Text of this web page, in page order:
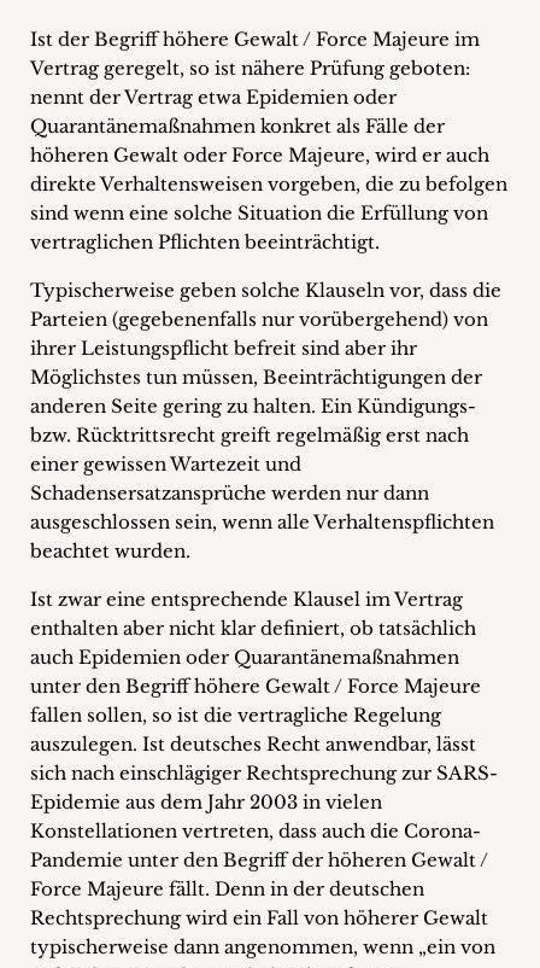
Ist der Begriff höhere Gewalt / Force Majeure im
Vertrag geregelt, so ist nähere Prüfung geboten:
nennt der Vertrag etwa Epidemien oder
Quarantänemaßnahmen konkret als Fälle der
höheren Gewalt oder Force Majeure, wird er auch
direkte Verhaltensweisen vorgeben, die zu befolgen
sind wenn eine solche Situation die Erfüllung von
vertraglichen Pflichten beeinträchtigt.
Typischerweise geben solche Klauseln vor, dass die
Parteien (gegebenenfalls nur vorübergehend) von
ihrer Leistungspflicht befreit sind aber ihr
Möglichstes tun müssen, Beeinträchtigungen der
anderen Seite gering zu halten. Ein Kündigungs-
bzw. Rücktrittsrecht greift regelmäßig erst nach
einer gewissen Wartezeit und
Schadensersatzansprüche werden nur dann
ausgeschlossen sein, wenn alle Verhaltenspflichten
beachtet wurden.
Ist zwar eine entsprechende Klausel im Vertrag
enthalten aber nicht klar definiert, ob tatsächlich
auch Epidemien oder Quarantänemaßnahmen
unter den Begriff höhere Gewalt / Force Majeure
fallen sollen, so ist die vertragliche Regelung
auszulegen. Ist deutsches Recht anwendbar, lässt
sich nach einschlägiger Rechtsprechung zur SARS-
Epidemie aus dem Jahr 2003 in vielen
Konstellationen vertreten, dass auch die Corona-
Pandemie unter den Begriff der höheren Gewalt /
Force Majeure fällt. Denn in der deutschen
Rechtsprechung wird ein Fall von höherer Gewalt
typischerweise dann angenommen, wenn „ein von